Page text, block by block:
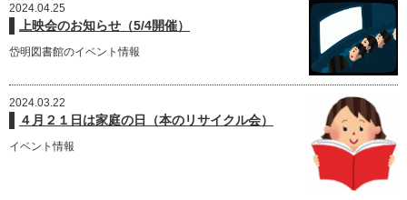
2024.04.25
上映会のお知らせ（5/4開催）
岱明図書館のイベント情報
2024.03.22
４月２１日は家庭の日（本のリサイクル会）
イベント情報